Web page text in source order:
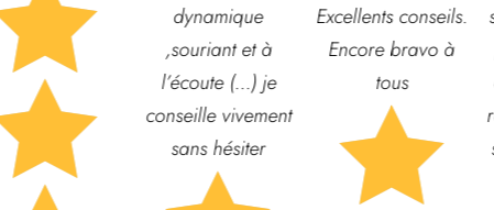
dynamique
et à
(...) je
vivement
sans hésiter
Excellents conseils.
Encore bravo à
tous

souvent disponible
pour échanger et
conseiller. J’y vais
régulièrement et ne
suis jamais déçue.